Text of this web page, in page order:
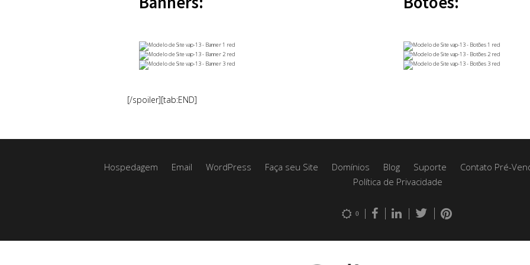
[/spoiler][tab:END]
Hospedagem Email WordPress Faça seu Site Domínios Blog Suporte Contato Pré-
Política de Privacidade
0